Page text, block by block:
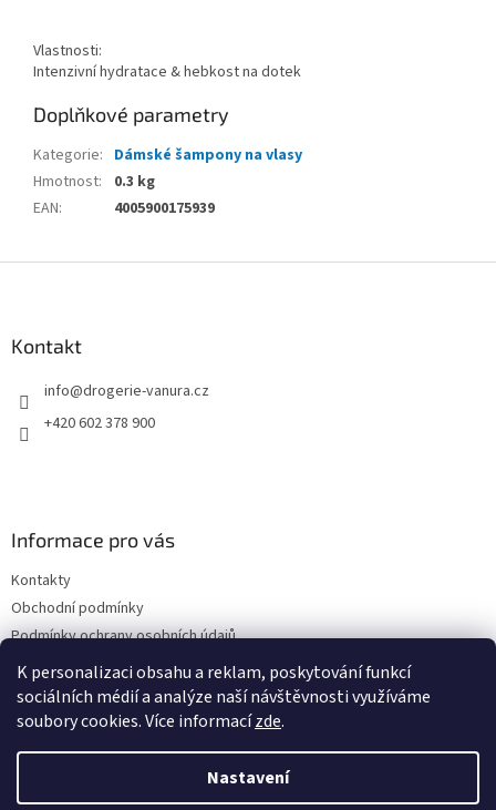
K personalizaci obsahu a reklam, poskytování funkcí
sociálních médií a analýze naší návštěvnosti využíváme
soubory cookies. Více informacízde.
Nastavení
Vlastnosti:
Intenzivní hydratace & hebkost na dotek
Doplňkové parametry
Kategorie: Dámské šampony na vlasy
Hmotnost:
0.3 kg
EAN: 4005900175939
Kontakt
info@drogerie-vanura.cz
+420 602 378 900
Informace pro vás
Kontakty
Obchodní podmínky
Podmínky ochrany osobních údajů
Dodací a platební podmínky